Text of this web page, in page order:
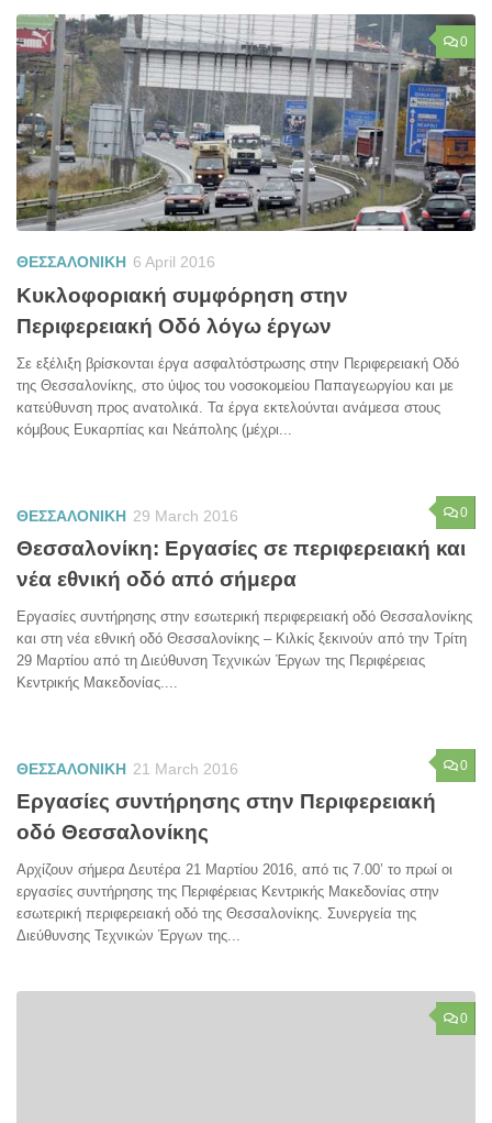
0
ΘΕΣΣΑΛΟΝΙΚΗ 6 April 2016
Κυκλοφοριακή συμφόρηση στην
Περιφερειακή Οδό λόγω έργων
Σε εξέλιξη βρίσκονται έργα ασφαλτόστρωσης στην Περιφερειακή Οδό
της Θεσσαλονίκης, στο ύψος του νοσοκομείου Παπαγεωργίου και με
κατεύθυνση προς ανατολικά. Τα έργα εκτελούνται ανάμεσα στους
κόμβους Ευκαρπίας και Νεάπολης (μέχρι...
0
ΘΕΣΣΑΛΟΝΙΚΗ 29 March 2016
Θεσσαλονίκη: Εργασίες σε περιφερειακή και
νέα εθνική οδό από σήμερα
Εργασίες συντήρησης στην εσωτερική περιφερειακή οδό Θεσσαλονίκης
και στη νέα εθνική οδό Θεσσαλονίκης – Κιλκίς ξεκινούν από την Τρίτη
29 Μαρτίου από τη Διεύθυνση Τεχνικών Έργων της Περιφέρειας
Κεντρικής Μακεδονίας....
0
ΘΕΣΣΑΛΟΝΙΚΗ 21 March 2016
Εργασίες συντήρησης στην Περιφερειακή
οδό Θεσσαλονίκης
Αρχίζουν σήμερα Δευτέρα 21 Μαρτίου 2016, από τις 7.00’ το πρωί οι
εργασίες συντήρησης της Περιφέρειας Κεντρικής Μακεδονίας στην
εσωτερική περιφερειακή οδό της Θεσσαλονίκης. Συνεργεία της
Διεύθυνσης Τεχνικών Έργων της...
0